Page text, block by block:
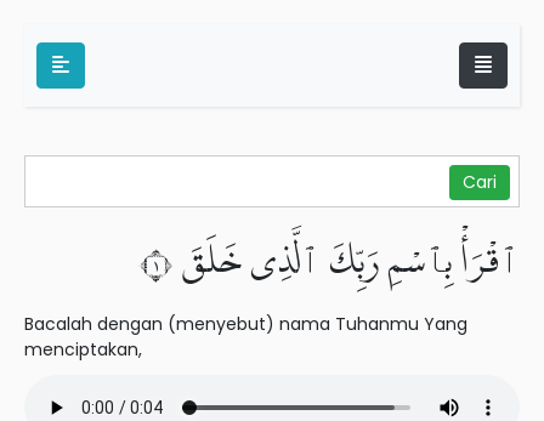
ٱقْرَأْ بِٱسْمِ رَبِّكَ ٱلَّذِى خَلَقَ ١
Bacalah dengan (menyebut) nama Tuhanmu Yang
menciptakan,